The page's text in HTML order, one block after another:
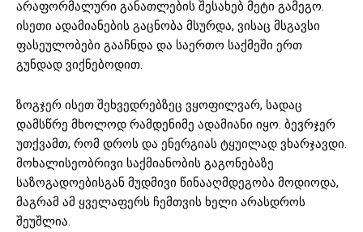
არაფორმალური განათლების შესახებ მეტი გამეგო.
ისეთი ადამიანების გაცნობა მსურდა, ვისაც მსგავსი
ფასეულობები გააჩნდა და საერთო საქმეში ერთ
გუნდად ვიქნებოდით.
ზოგჯერ ისეთ შეხვედრებზეც ვყოფილვარ, სადაც
დამსწრე მხოლოდ რამდენიმე ადამიანი იყო. ბევრჯერ
უთქვამთ, რომ დროს და ენერგიას ტყუილად ვხარჯავდი.
მოხალისეობრივი საქმიანობის გაგონებაზე
საზოგადოებისგან მუდმივი წინააღმდეგობა მოდიოდა,
მაგრამ ამ ყველაფერს ჩემთვის ხელი არასდროს
შეუშლია.